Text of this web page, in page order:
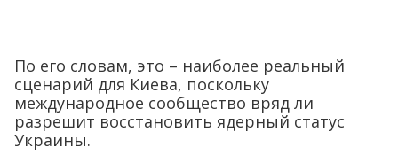
По его словам, это – наиболее реальный
сценарий для Киева, поскольку
международное сообщество вряд ли
разрешит восстановить ядерный статус
Украины.